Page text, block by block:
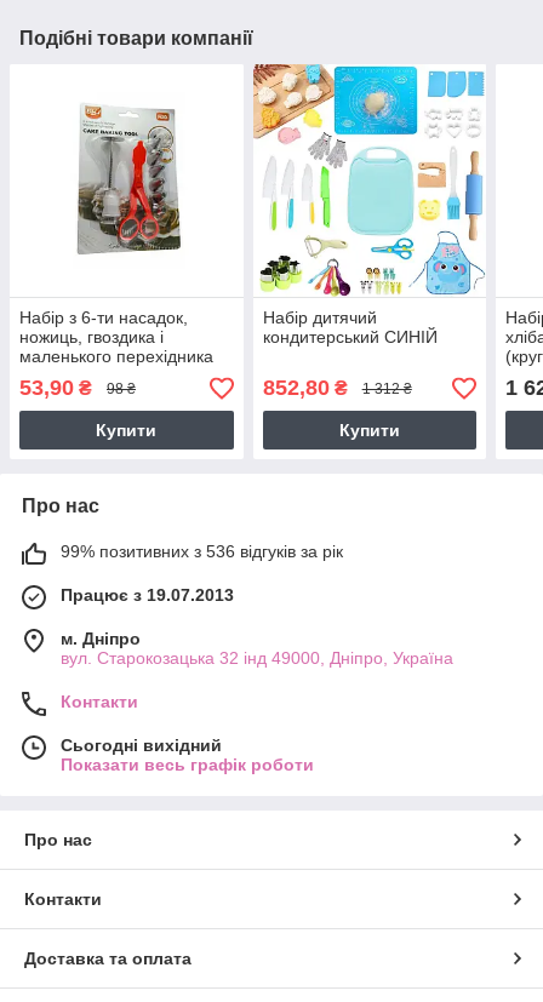
Подібні товари компанії
Набір з 6-ти насадок,
ножиць, гвоздика і
маленького перехідника
53,90 ₴ 98 ₴
Купити
Набір дитячий
кондитерський СИНІЙ
852,80₴ 1 312 ₴
Купити
1
Про нас
99% позитивних з 536 відгуків за рік
Працює з 19.07.2013
м. Дніпро
вул. Старокозацька 32 інд 49000, Дніпро, Україна
Контакти
Сьогодні вихідний
Показати весь графік роботи
Про нас
Контакти
Доставка та оплата